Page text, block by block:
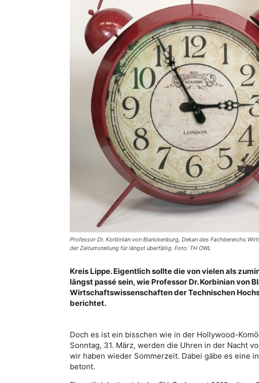
Professor Dr. Korbinian von Blanckenburg, Dekan des Fachbereichs
der Zeitumstellung für längst überfällig. Foto: TH OWL
Kreis Lippe.Eigentlich sollte die von vielen als
längst passé sein, wie Professor Dr. Korbinian von
Wirtschaftswissenschaften der Technischen
berichtet.
Doch es ist ein bisschen wie in der Hollywood-
Sonntag, 31. März, werden die Uhren in der Nacht
wir haben wieder Sommerzeit. Dabei gäbe es eine
betont.